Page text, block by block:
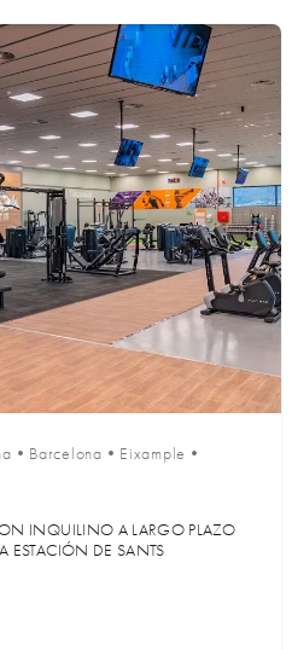
• Barcelona • Eixample •
INQUILINO A LARGO PLAZO
ESTACIÓN DE SANTS